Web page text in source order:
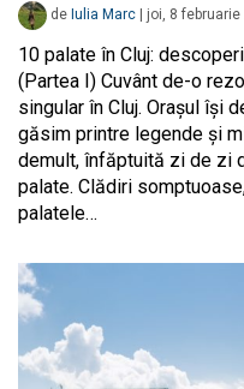
de Iulia Marc joi, 8 februarie
10 palate în Cluj:
(Partea I) Cuvânt de-o
singular în Cluj. Orașul își
găsim printre legende și
demult, înfăptuită zi de zi
palate. Clădiri
palatele…